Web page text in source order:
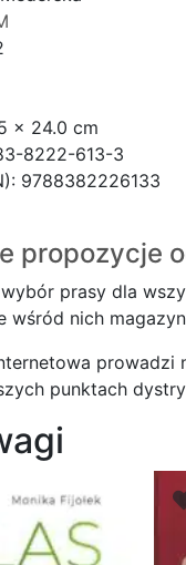
x 24.0 cm
8222-613-3
9788382226133
propozycje
prasy dla
wśród nich
punktach